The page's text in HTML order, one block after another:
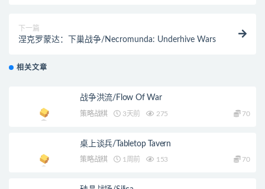
下一篇
涅克罗蒙达：下巢战争/Necromunda: Underhive Wars
相关文章
战争洪流/Flow Of War
策略战棋 3天前 275 70
桌上谈兵/Tabletop Tavern
策略战棋 1周前 153 70